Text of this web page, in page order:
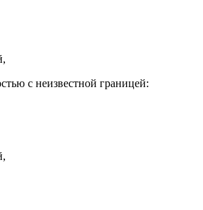
с неизвестной границей: